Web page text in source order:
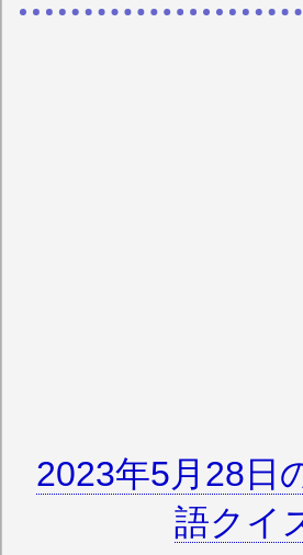
2023年5月28日
語クイ